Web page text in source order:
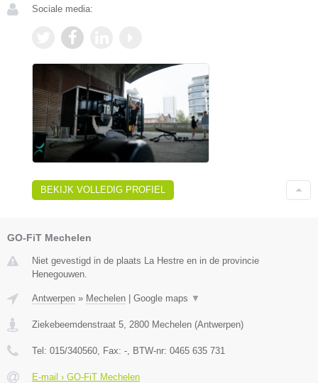
Sociale media:
BEKIJK VOLLEDIG PROFIEL
GO-FiT Mechelen
Niet gevestigd in de plaats La Hestre en in de provincie
Henegouwen.
Antwerpen » Mechelen | Google maps ▼
Ziekebeemdenstraat 5 2800 Mechelen (Antwerpen)
Tel: 015/340560 , Fax: - , BTW-nr: 0465 635 731
E-mail › GO-FiT Mechelen